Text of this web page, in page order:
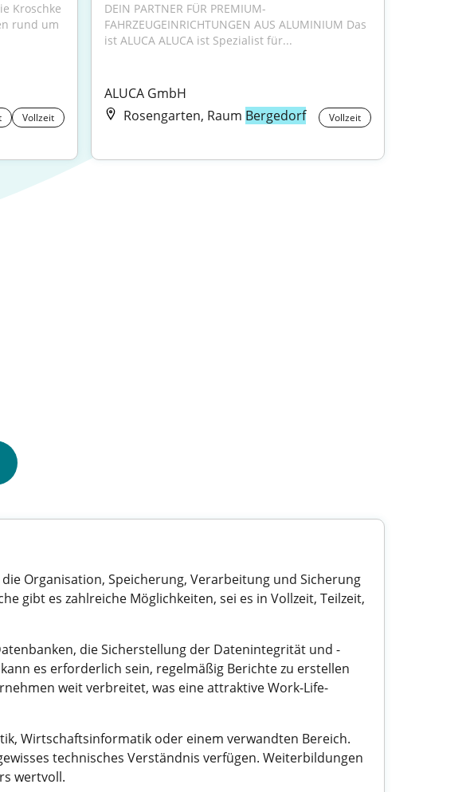
Kroschke
rund um
Vollzeit
DEIN PARTNER FÜR PREMIUM-
FAHRZEUGEINRICHTUNGEN AUS ALUMINIUM Das
ist ALUCA ALUCA ist Spezialist für...
ALUCA GmbH
Rosengarten, Raum Bergedorf Vollzeit
Organisation, Speicherung, Verarbeitung und Sicherung
gibt es zahlreiche Möglichkeiten, sei es in Vollzeit, Teilzeit,
die Sicherstellung der Datenintegrität und -
es erforderlich sein, regelmäßig Berichte zu erstellen
weit verbreitet, was eine attraktive Work-Life-
Wirtschaftsinformatik oder einem verwandten Bereich.
technisches Verständnis verfügen. Weiterbildungen
wertvoll.